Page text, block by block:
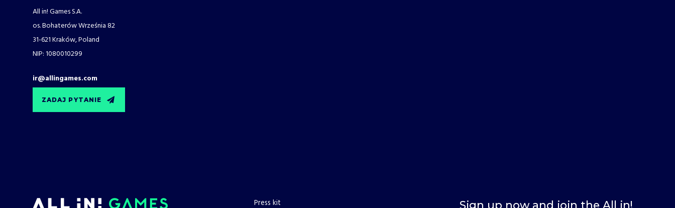
All in! Games S.A.
os. Bohaterów Września 82
31-621 Kraków, Poland
NIP: 1080010299
ir@allingames.com
ZADAJ PYTANIE
Sign up now and join the All in!
Press kit